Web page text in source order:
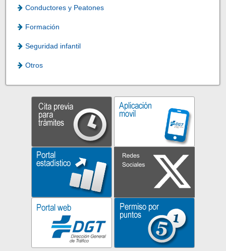
Conductores y Peatones
Formación
Seguridad infantil
Otros